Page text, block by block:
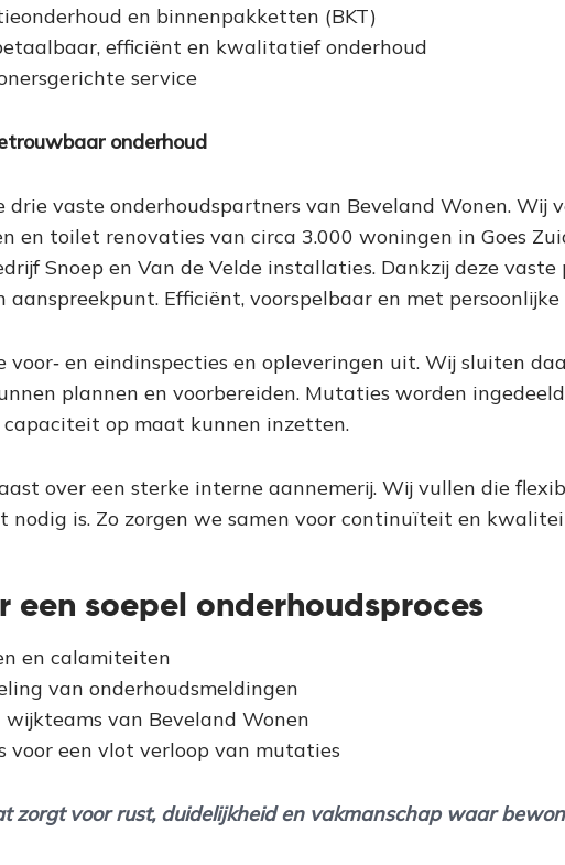
en binnenpakketten (BKT)
efficiënt en kwalitatief onderhoud
service
onderhoud
drie vaste onderhoudspartners van Beveland Wonen. Wij
en toilet renovaties van circa 3.000 woningen in Goes
Snoep en Van de Velde installaties. Dankzij deze
Efficiënt, voorspelbaar en met
voor‑ en eindinspecties en opleveringen uit. Wij sluiten
plannen en voorbereiden. Mutaties worden
capaciteit op maat kunnen inzetten.
over een sterke interne aannemerij. Wij vullen die
nodig is. Zo zorgen we samen voor continuïteit en
een soepel onderhoudsproces
en calamiteiten
van onderhoudsmeldingen
van Beveland Wonen
voor een vlot verloop van mutaties
zorgt voor rust, duidelijkheid en vakmanschap waar